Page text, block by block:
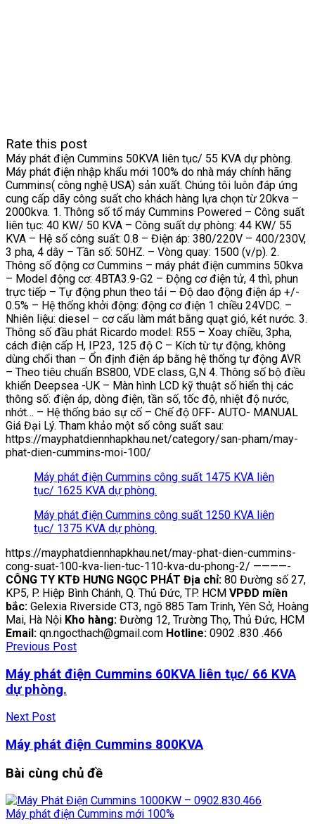
Rate this post
Máy phát điện Cummins 50KVA liên tục/ 55 KVA dự phòng.
Máy phát điện nhập khẩu mới 100% do nhà máy chính hãng
Cummins( công nghệ USA) sản xuất. Chúng tôi luôn đáp ứng
cung cấp dãy công suất cho khách hàng lựa chọn từ 20kva –
2000kva. 1. Thông số tổ máy Cummins Powered – Công suất
liên tục: 40 KW/ 50 KVA – Công suất dự phòng: 44 KW/ 55
KVA – Hệ số công suất: 0.8 – Điện áp: 380/220V – 400/230V,
3 pha, 4 dây – Tần số: 50HZ. – Vòng quay: 1500 (v/p). 2.
Thông số động cơ Cummins – máy phát điện cummins 50kva
– Model động cơ: 4BTA3.9-G2 – Động cơ điện tử, 4 thì, phun
trực tiếp – Tự động phun theo tải – Độ dao động điện áp +/-
0.5% – Hệ thống khởi động: động cơ điện 1 chiều 24VDC. –
Nhiên liệu: diesel – cơ cấu làm mát bằng quạt gió, két nước. 3.
Thông số đầu phát Ricardo model: R55 – Xoay chiều, 3pha,
cách điện cấp H, IP23, 125 độ C – Kích từ tự động, không
dùng chổi than – Ổn định điện áp bằng hệ thống tự động AVR
– Theo tiêu chuẩn BS800, VDE class, G,N 4. Thông số bộ điều
khiển Deepsea -UK – Màn hình LCD kỹ thuật số hiển thị các
thông số: điện áp, dòng điện, tần số, tốc độ, nhiệt độ nước,
nhớt… – Hệ thống báo sự cố – Chế độ 0FF- AUTO- MANUAL
Giá Đại Lý. Tham khảo một số công suất sau:
https://mayphatdiennhapkhau.net/category/san-pham/may-
phat-dien-cummins-moi-100/
Máy phát điện Cummins công suất 1475 KVA liên
tục/ 1625 KVA dự phòng.
Máy phát điện Cummins công suất 1250 KVA liên
tục/ 1375 KVA dự phòng.
https://mayphatdiennhapkhau.net/may-phat-dien-cummins-
cong-suat-100-kva-lien-tuc-110-kva-du-phong-2/ ————-
CÔNG TY KTĐ HƯNG NGỌC PHÁT Địa chỉ: 80 Đường số 27,
KP5, P. Hiệp Bình Chánh, Q. Thủ Đức, TP. HCM VPĐD miền
bắc: Gelexia Riverside CT3, ngõ 885 Tam Trinh, Yên Sở, Hoàng
Mai, Hà Nội Kho hàng: Đường 12, Trường Thọ, Thủ Đức, HCM
Email: qn.ngocthach@gmail.com Hotline: 0902 .830 .466
Previous Post
Máy phát điện Cummins 60KVA liên tục/ 66 KVA
dự phòng.
Next Post
Máy phát điện Cummins 800KVA
Bài cùng chủ đề
Máy phát điện Cummins mới 100%